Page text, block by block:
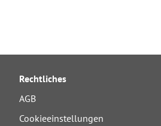
Rechtliches
AGB
Cookieeinstellungen